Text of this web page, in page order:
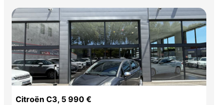
Citroën C3, 5 990 €